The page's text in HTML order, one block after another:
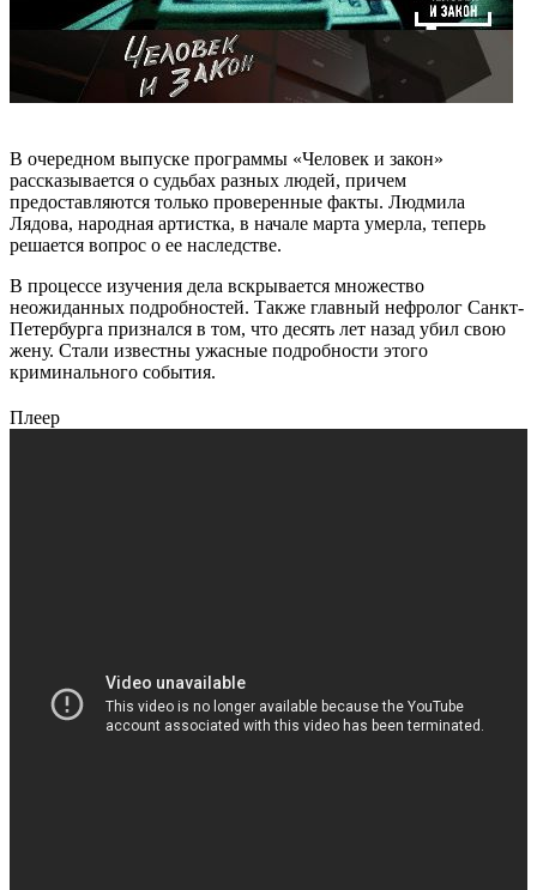
В очередном выпуске программы «Человек и закон»
рассказывается о судьбах разных людей, причем
предоставляются только проверенные факты. Людмила
Лядова, народная артистка, в начале марта умерла, теперь
решается вопрос о ее наследстве.
В процессе изучения дела вскрывается множество
неожиданных подробностей. Также главный нефролог Санкт-
Петербурга признался в том, что десять лет назад убил свою
жену. Стали известны ужасные подробности этого
криминального события.
Плеер